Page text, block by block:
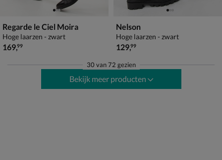
Regarde le Ciel Moira
Hoge laarzen - zwart
€ 169,99
169,99
Nelson
Hoge laarzen - zwart
€ 129,99
129,99
30 van 72 gezien
Bekijk meer producten